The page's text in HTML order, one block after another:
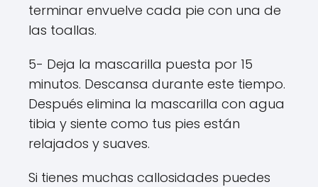
terminar envuelve cada pie con una de
las toallas.
5- Deja la mascarilla puesta por 15
minutos. Descansa durante este tiempo.
Después elimina la mascarilla con agua
tibia y siente como tus pies están
relajados y suaves.
Si tienes muchas callosidades puedes